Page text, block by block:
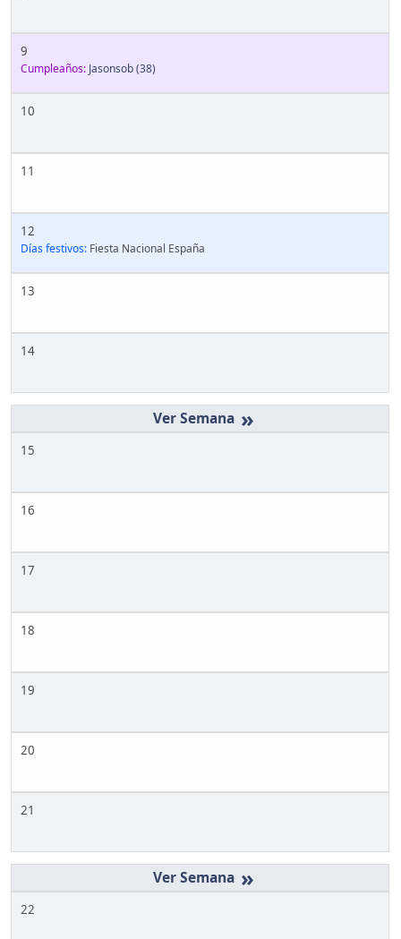
9
Cumpleaños: Jasonsob(38)
10
11
12
Días festivos: Fiesta Nacional España
13
14
»
15
16
17
18
19
20
21
»
22